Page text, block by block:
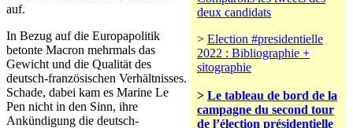
deux candidats
> Election #presidentielle
2022 : Bibliographie +
sitographie
> Le tableau de bord de la
campagne du second tour
de l’élection présidentielle
auf.
In Bezug auf die Europapolitik
betonte Macron mehrmals das
Gewicht und die Qualität des
deutsch-französischen Verhältnisses.
Schade, dabei kam es Marine Le
Pen nicht in den Sinn, ihre
Ankündigung die deutsch-